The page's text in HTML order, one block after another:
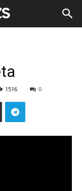
1516 0